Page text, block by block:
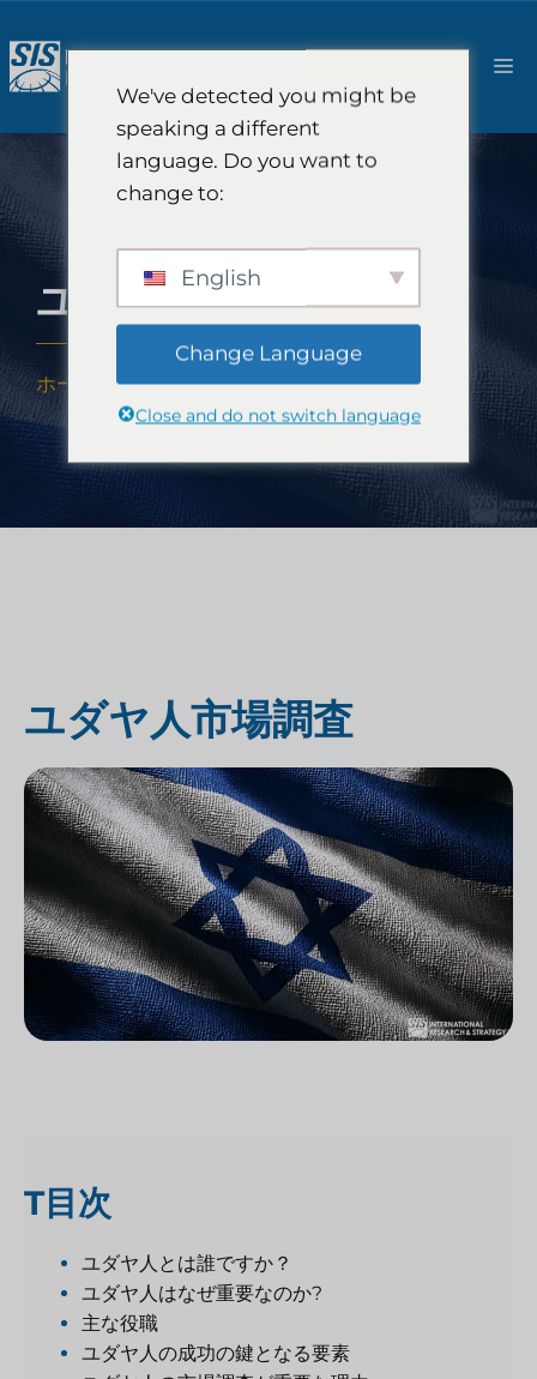
ン
テ
ス
キ
メ
ユダヤ人市場調査
ホーム 専門知識-産業-ユダヤ人市場調査
ユダヤ人市場調査
T目次
ユダヤ人とは誰ですか？
ユダヤ人はなぜ重要なのか?
主な役職
ユダヤ人の成功の鍵となる要素
We've detected you might be
speaking a different
language. Do you want to
change to:
English
Change Language
Close and do not switch language